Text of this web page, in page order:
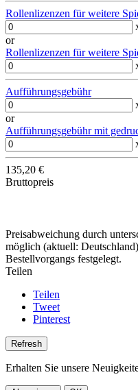
Rollenlizenzen für weitere
or
Rollenlizenzen für weitere
Aufführungsgebühr
or
Aufführungsgebühr mit
135,20 €
Bruttopreis
Preisabweichung durch
möglich (aktuell:
Bestellvorgangs festgelegt.
Teilen
Teilen
Tweet
Pinterest
Erhalten Sie unsere